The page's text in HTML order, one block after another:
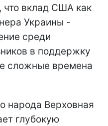
что вклад США как
Украины -
среди
в поддержку
сложные времена
народа Верховная
глубокую